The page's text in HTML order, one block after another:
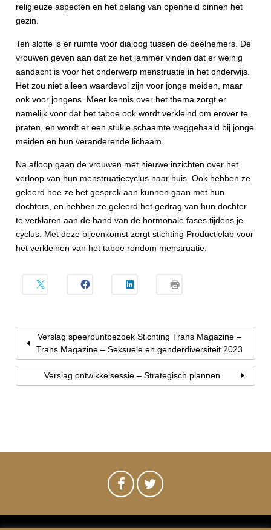
religieuze aspecten en het belang van openheid binnen het
gezin.
Ten slotte is er ruimte voor dialoog tussen de deelnemers. De
vrouwen geven aan dat ze het jammer vinden dat er weinig
aandacht is voor het onderwerp menstruatie in het onderwijs.
Het zou niet alleen waardevol zijn voor jonge meiden, maar
ook voor jongens. Meer kennis over het thema zorgt er
namelijk voor dat het taboe ook wordt verkleind om erover te
praten, en wordt er een stukje schaamte weggehaald bij jonge
meiden en hun veranderende lichaam.
Na afloop gaan de vrouwen met nieuwe inzichten over het
verloop van hun menstruatiecyclus naar huis. Ook hebben ze
geleerd hoe ze het gesprek aan kunnen gaan met hun
dochters, en hebben ze geleerd het gedrag van hun dochter
te verklaren aan de hand van de hormonale fases tijdens je
cyclus. Met deze bijeenkomst zorgt stichting Productielab voor
het verkleinen van het taboe rondom menstruatie.
Verslag speerpuntbezoek Stichting Trans Magazine –
Trans Magazine – Seksuele en genderdiversiteit 2023
Verslag ontwikkelsessie – Strategisch plannen